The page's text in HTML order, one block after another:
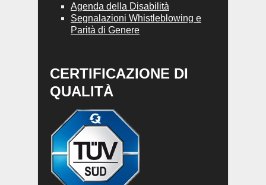
Agenda della Disabilità
Segnalazioni Whistleblowing e
Parità di Genere
CERTIFICAZIONE DI
QUALITÀ